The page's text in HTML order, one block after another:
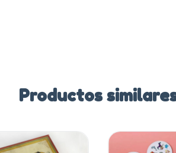
Productos